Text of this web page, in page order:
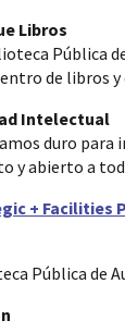
Libros
Pública
de libros
Intelectual
duro para
y abierto a
+ Facilities
Pública de